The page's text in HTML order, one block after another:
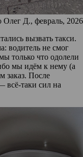
Олег Д., февраль,
вызвать такси.
водитель не смог
только что одолели
мы идём к нему (а
заказ. После
всё-таки сил на